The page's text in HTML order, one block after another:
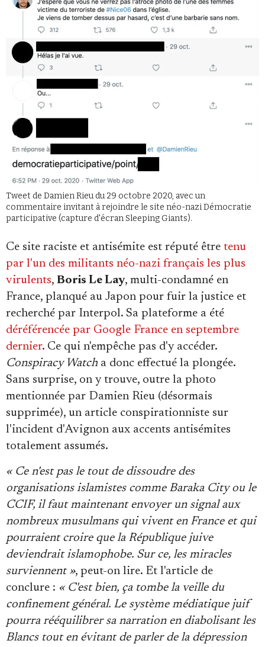
Tweet de Damien Rieu du 29 octobre 2020, avec un
commentaire invitant à rejoindre le site néo-nazi Démocratie
participative (capture d'écran Sleeping Giants).
Ce site raciste et antisémite est réputé être tenu
par l'un des militants néo-nazi français les plus
virulents, Boris Le Lay, multi-condamné en
France, planqué au Japon pour fuir la justice et
recherché par Interpol. Sa plateforme a été
déréférencée par Google France en septembre
dernier. Ce qui n'empêche pas d'y accéder.
Conspiracy Watch a donc effectué la plongée.
Sans surprise, on y trouve, outre la photo
mentionnée par Damien Rieu (désormais
supprimée), un article conspirationniste sur
l'incident d'Avignon aux accents antisémites
totalement assumés.
« Ce n'est pas le tout de dissoudre des
organisations islamistes comme Baraka City ou le
CCIF, il faut maintenant envoyer un signal aux
nombreux musulmans qui vivent en France et qui
pourraient croire que la République juive
deviendrait islamophobe. Sur ce, les miracles
surviennent », peut-on lire. Et l'article de
conclure : « C'est bien, ça tombe la veille du
confinement général. Le système médiatique juif
pourra rééquilibrer sa narration en diabolisant les
Blancs tout en évitant de parler de la dépression